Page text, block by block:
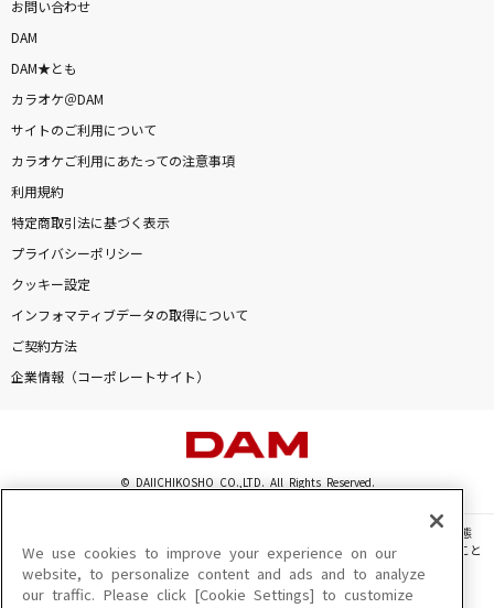
お問い合わせ
DAM
DAM★とも
カラオケ＠DAM
サイトのご利用について
カラオケご利用にあたっての注意事項
利用規約
特定商取引法に基づく表示
プライバシーポリシー
クッキー設定
インフォマティブデータの取得について
ご契約方法
企業情報（コーポレートサイト）
© DAIICHIKOSHO CO.,LTD. All Rights Reserved.
このサイトに掲載されている一切の文章・画像・写真・動画・音声等を、手段や形態
を問わず、著作権法の定める範囲を超えて無断で複製、転載、ファイル化などすること
を禁じます。
楽曲及びコンテンツは、機種によりご利用いただけない場合があります。
We use cookies to improve your experience on our
website, to personalize content and ads and to analyze
our traffic. Please click [Cookie Settings] to customize